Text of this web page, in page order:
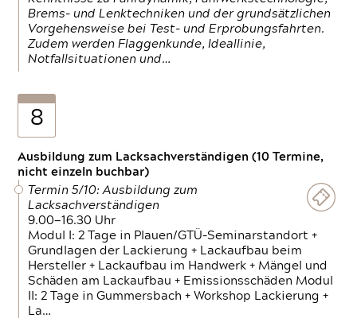
Brems- und Lenktechniken und der grundsätzlichen
Vorgehensweise bei Test- und Erprobungsfahrten.
Zudem werden Flaggenkunde, Ideallinie,
Notfallsituationen und…
8
Ausbildung zum Lacksachverständigen (10 Termine,
nicht einzeln buchbar)
Termin 5/10: Ausbildung zum
Lacksachverständigen
9.00—16.30 Uhr
Modul I: 2 Tage in Plauen/GTÜ-Seminarstandort +
Grundlagen der Lackierung + Lackaufbau beim
Hersteller + Lackaufbau im Handwerk + Mängel und
Schäden am Lackaufbau + Emissionsschäden Modul
II: 2 Tage in Gummersbach + Workshop Lackierung +
La…